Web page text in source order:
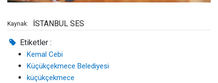
Kaynak: İSTANBUL SES
Etiketler :
Kemal Cebi
Küçükçekmece Belediyesi
küçükçekmece